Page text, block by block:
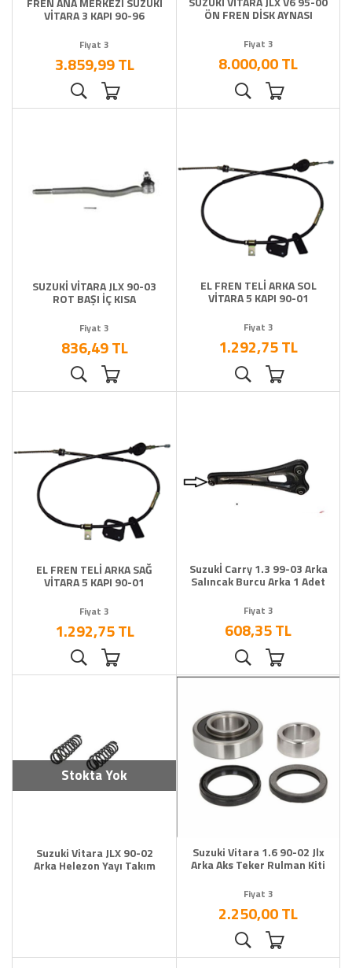
VİTARA 3 KAPI 90-96
Fiyat 3
3.859,99 TL
ÖN FREN DİSK AYNASI
Fiyat 3
8.000,00 TL
SUZUKİ VİTARA JLX 90-03
ROT BAŞI İÇ KISA
Fiyat 3
836,49 TL
EL FREN TELİ ARKA SOL
VİTARA 5 KAPI 90-01
Fiyat 3
1.292,75 TL
EL FREN TELİ ARKA SAĞ
VİTARA 5 KAPI 90-01
Fiyat 3
1.292,75 TL
Suzukİ Carry 1.3 99-03 Arka
Salıncak Burcu Arka 1 Adet
Fiyat 3
608,35 TL
Stokta Yok
Suzuki Vitara JLX 90-02
Arka Helezon Yayı Takım
Suzuki Vitara 1.6 90-02 Jlx
Arka Aks Teker Rulman Kiti
Fiyat 3
2.250,00 TL